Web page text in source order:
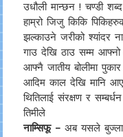
उधौली मान्छन ! चण्डी
हाम्रो जिजु किकि
झल्काउने जरीको श्यांदर
गाउ देखि ठाउ सम्म आफ्नो
आफ्नै जातीय बोलीमा
आदिम काल देखि मानि
थितिलाई संरक्षण र सम्बर्धन
तिमीले
नाम्सिफू –अब यसले बुज्ला